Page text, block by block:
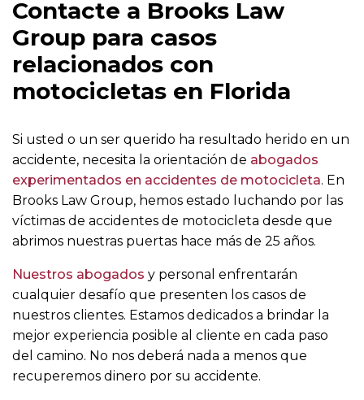
Contacte a Brooks Law
Group para casos
relacionados con
motocicletas en Florida
Si usted o un ser querido ha resultado herido en un
accidente, necesita la orientación de abogados
experimentados en accidentes de motocicleta. En
Brooks Law Group, hemos estado luchando por las
víctimas de accidentes de motocicleta desde que
abrimos nuestras puertas hace más de 25 años.
Nuestros abogados y personal enfrentarán
cualquier desafío que presenten los casos de
nuestros clientes. Estamos dedicados a brindar la
mejor experiencia posible al cliente en cada paso
del camino. No nos deberá nada a menos que
recuperemos dinero por su accidente.